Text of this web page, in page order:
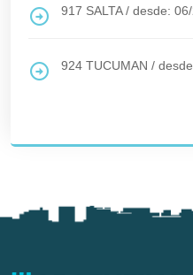
917 SALTA/ desde:
924 TUCUMAN /